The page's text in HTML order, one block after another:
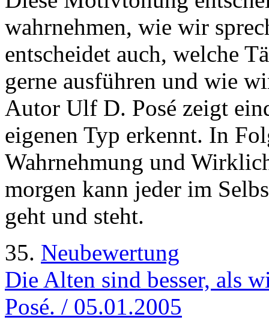
wahrnehmen, wie wir
entscheidet auch, welche
gerne ausführen und wie
Autor Ulf D. Posé zeigt
eigenen Typ erkennt. In
Wahrnehmung und
morgen kann jeder im
geht und steht.
35. Neubewertung
Die Alten sind besser, als
Posé. / 05.01.2005